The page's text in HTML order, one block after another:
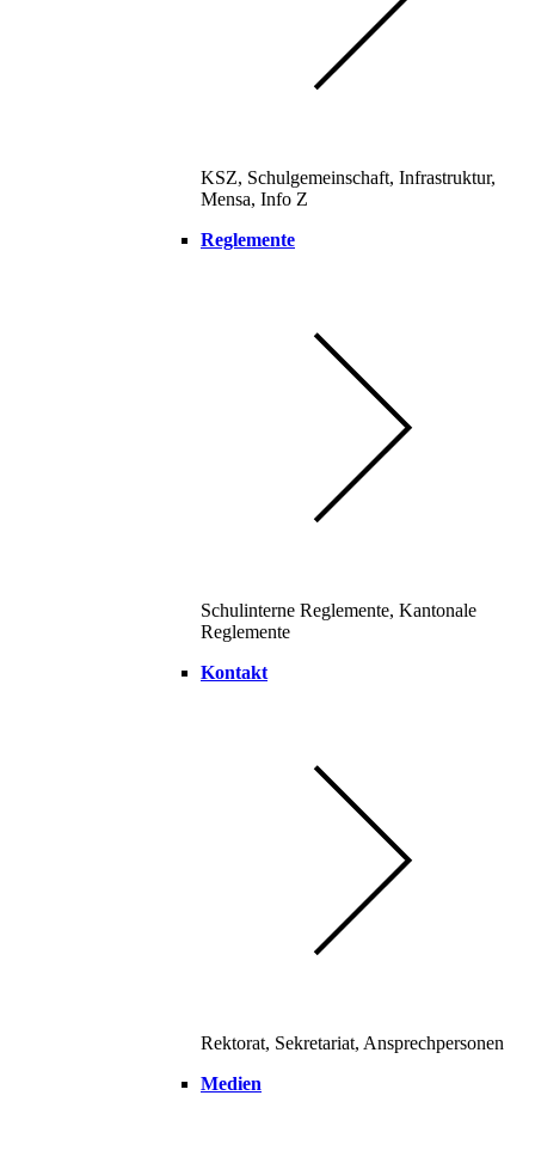
KSZ, Schulgemeinschaft, Infrastruktur,
Mensa, Info Z
Reglemente
Schulinterne Reglemente, Kantonale
Reglemente
Kontakt
Rektorat, Sekretariat, Ansprechpersonen
Medien